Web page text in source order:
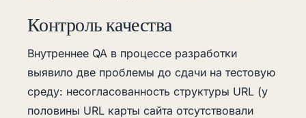
Контроль качества
Внутреннее QA в процессе разработки
выявило две проблемы до сдачи на тестовую
среду: несогласованность структуры URL (у
половины URL карты сайта отсутствовали